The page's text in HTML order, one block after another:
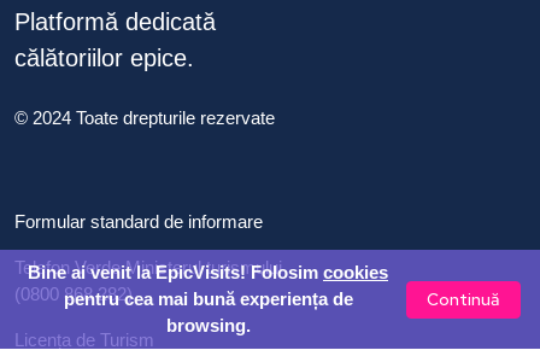
Platformă dedicată
călătoriilor epice.
© 2024 Toate drepturile rezervate
Formular standard de informare
Telefon Verde Ministerul turismului
(0800 868 282)
Licența de Turism
Bine ai venit la EpicVisits! Folosim cookies
pentru cea mai bună experiența de
browsing.
Continuă